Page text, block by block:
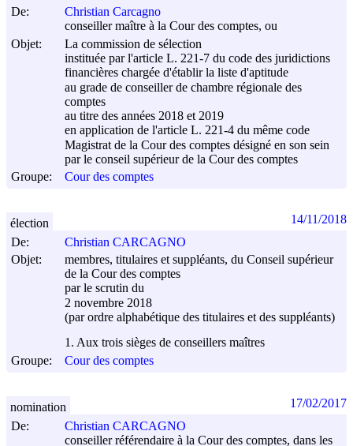
De:
Christian Carcagno
conseiller maître à la Cour des comptes, ou
Objet:
La commission de sélection
instituée par l'article L. 221-7 du code des juridictions
financières chargée d'établir la liste d'aptitude
au grade de conseiller de chambre régionale des
comptes
au titre des années 2018 et 2019
en application de l'article L. 221-4 du même code
Magistrat de la Cour des comptes désigné en son sein
par le conseil supérieur de la Cour des comptes
Groupe:
Cour des comptes
De:
Christian CARCAGNO
Objet:
membres, titulaires et suppléants, du Conseil supérieur
de la Cour des comptes
par le scrutin du
2 novembre 2018
(par ordre alphabétique des titulaires et des suppléants)
1. Aux trois sièges de conseillers maîtres
Groupe:
Cour des comptes
élection 14/11/2018
De:
Christian CARCAGNO
conseiller référendaire à la Cour des comptes, dans les
nomination 17/02/2017